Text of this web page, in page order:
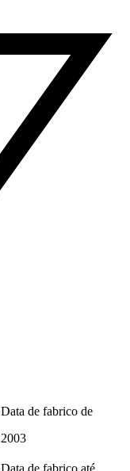
Data de fabrico de
2003
Data de fabrico até